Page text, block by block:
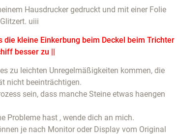
Hausdrucker gedruckt und mit einer Folie
uiii
die kleine Einkerbung beim Deckel beim Trichter
besser zu ||
zu leichten Unregelmäßigkeiten kommen, die
nicht beeinträchtigen.
sein, dass manche Steine etwas haengen
Probleme hast , wende dich an mich.
je nach Monitor oder Display vom Original